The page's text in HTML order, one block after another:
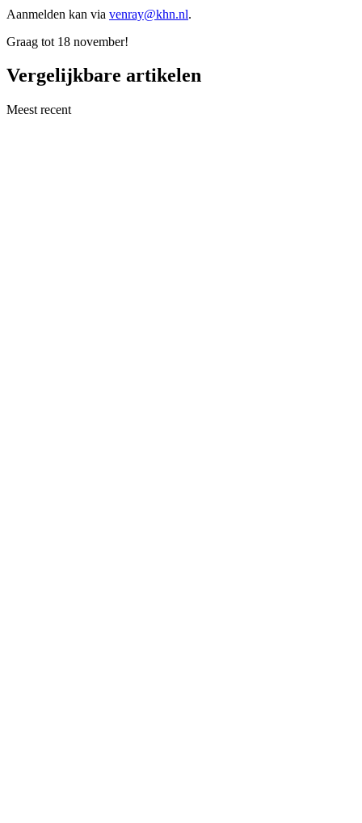
Aanmelden kan via venray@khn.nl.
Graag tot 18 november!
Vergelijkbare artikelen
Meest recent